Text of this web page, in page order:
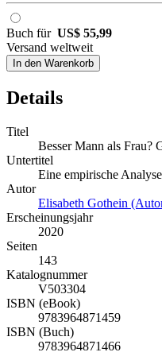
Buch für US$ 55,99
Versand weltweit
In den Warenkorb
Details
Titel
Besser Mann als Frau?
Untertitel
Eine empirische Analyse
Autor
Elisabeth Gothein
Erscheinungsjahr
2020
Seiten
143
Katalognummer
V503304
ISBN (eBook)
9783964871459
ISBN (Buch)
9783964871466